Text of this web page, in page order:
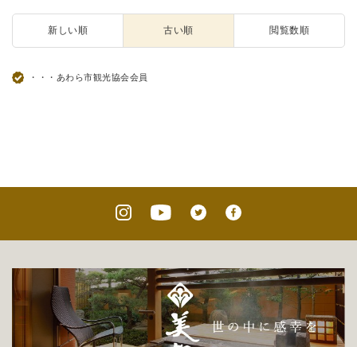
新しい順 古い順 閲覧数順
・・・あわら市観光協会会員